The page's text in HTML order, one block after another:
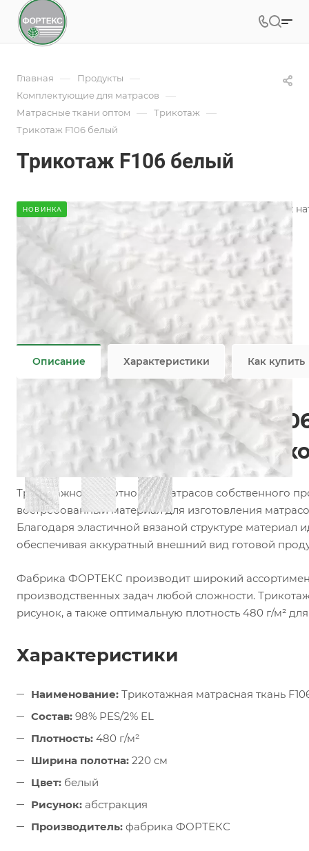
Главная — Продукты —
Комплектующие для матрасов —
Матрасные ткани оптом — Трикотаж —
Трикотаж F106 белый
Трикотаж F106 белый
НОВИНКА
В ФОРТЕКС вы найдете большой выбор трикотажных
Характеристики
Коллекция—
98% PES/2% EL
Плотность
480 гр/м2
Все характеристики
Описание Характеристики Как купить
Матрасный трикотаж
топперов и
Трикотажное полотно для матрасов собственного
востребованный материал для изготовления
Благодаря эластичной вязаной структуре
обеспечивая аккуратный внешний вид готовой
Фабрика ФОРТЕКС производит широкий
производственных задач любой сложности.
рисунок, а также оптимальную плотность 480 г/м²
Характеристики
Наименование: Трикотажная матрасная ткань
Состав: 98% PES/2% EL
Плотность: 480 г/м²
Ширина полотна: 220 см
Цвет: белый
Рисунок: абстракция
Производитель: фабрика ФОРТЕКС